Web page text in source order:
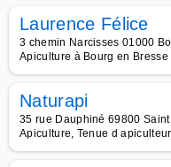
Laurence Félice
3 chemin Narcisses 01000
Apiculture à Bourg en Bresse
Naturapi
35 rue Dauphiné 69800
Apiculture, Tenue d